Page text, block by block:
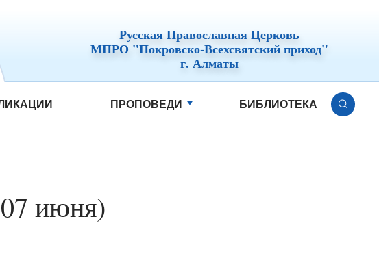
Русская Православная Церковь
МПРО "Покровско-Всехсвятский приход"
г. Алматы
ПРОПОВЕДИ БИБЛИОТЕКА
июня)